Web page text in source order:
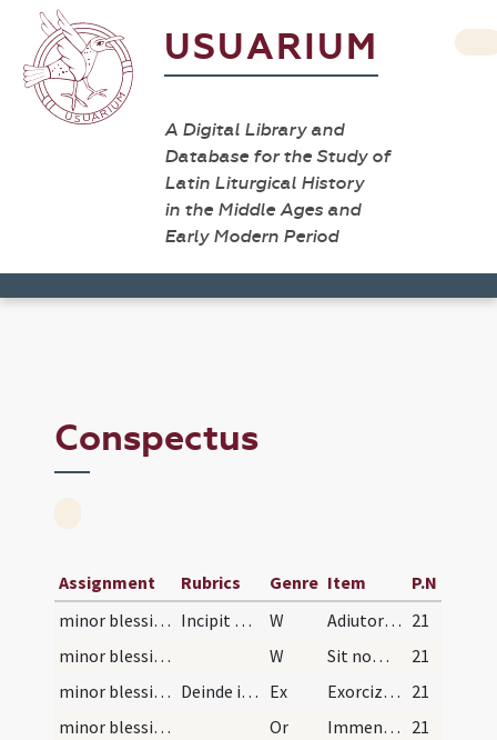
USUARIUM
A Digital Library and
Database for the Study of
Latin Liturgical History
in the Middle Ages and
Early Modern Period
Conspectus
Assignment Rubrics Genre Item
P.N
minor blessing of water/1
Incipit ordo ad faciendum aquam benedictam. Domin… W Adiutorium nostrum 21
minor blessing of water/2
W Sit nomen Domini
21
minor blessing of water
Deinde incipitur exorcismus salis absolute. Ex Exorcizo te creatura salis ... qui te per Eliseum prophetam in aquam 21
minor blessing of water/1
Or Immensam clementiam tuam omnipotens aeterne Deus humiliter imploramus ut hanc creaturam salis 21